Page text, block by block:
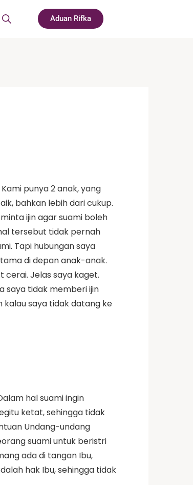
Aduan Rifka
punya 2 anak, yang
bahkan lebih dari cukup.
ijin agar suami boleh
tersebut tidak pernah
Tapi hubungan saya
di depan anak-anak.
Jelas saya kaget.
saya tidak memberi ijin
kalau saya tidak datang ke
hal suami ingin
ketat, sehingga tidak
Undang-undang
suami untuk beristri
ada di tangan Ibu,
hak Ibu, sehingga tidak